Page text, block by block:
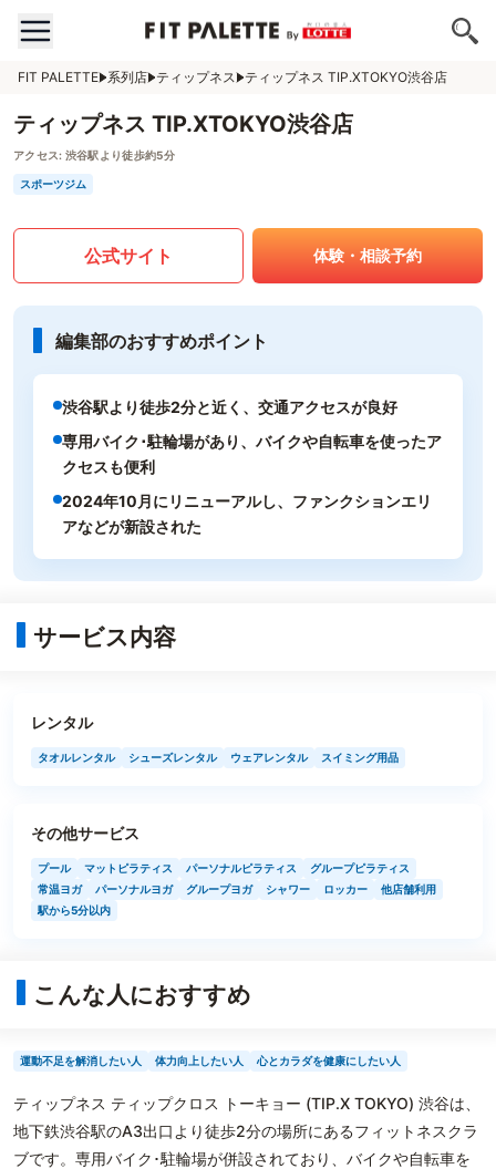
FIT PALETTE 系列店 ティップネス ティップネス TIP.XTOKYO渋谷店
ティップネス TIP.XTOKYO渋谷店
アクセス: 渋谷駅より徒歩約5分
スポーツジム
公式サイト 体験・相談予約
編集部のおすすめポイント
渋谷駅より徒歩2分と近く、交通アクセスが良好
専用バイク･駐輪場があり、バイクや自転車を使ったア
クセスも便利
2024年10月にリニューアルし、ファンクションエリ
アなどが新設された
サービス内容
レンタル
タオルレンタル シューズレンタル ウェアレンタル スイミング用品
その他サービス
プール マットピラティス パーソナルピラティス
グループピラティス
常温ヨガ
パーソナルヨガ グループヨガ シャワー ロッカー
他店舗利用
駅から5分以内
こんな人におすすめ
運動不足を解消したい人 体力向上したい人 心とカラダを健康にしたい人
ティップネス ティップクロス トーキョー (TIP.X TOKYO) 渋谷は、
地下鉄渋谷駅のA3出口より徒歩2分の場所にあるフィットネスクラ
ブです。専用バイク･駐輪場が併設されており、バイクや自転車を